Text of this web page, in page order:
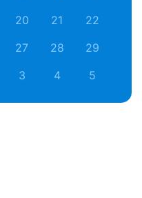
20 21
22
27 28
29
3 4 5